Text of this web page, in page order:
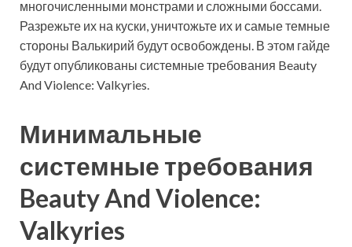
многочисленными монстрами и сложными боссами.
Разрежьте их на куски, уничтожьте их и самые темные
стороны Валькирий будут освобождены. В этом гайде
будут опубликованы системные требования Beauty
And Violence: Valkyries.
Минимальные
системные требования
Beauty And Violence:
Valkyries